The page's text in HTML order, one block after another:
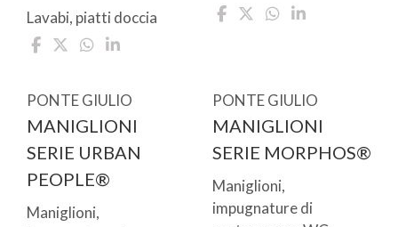
Lavabi, piatti doccia
PONTE GIULIO
MANIGLIONI
SERIE URBAN
PEOPLE®
Maniglioni,
PONTE GIULIO
MANIGLIONI
SERIE MORPHOS®
Maniglioni,
impugnature di